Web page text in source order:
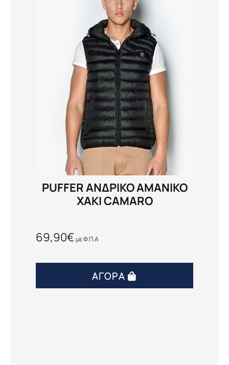
PUFFER ΑΝΔΡΙΚΟ ΑΜΑΝΙΚΟ
ΧΑΚΙ CAMARO
69,90€με Φ.Π.Α
ΑΓΟΡΆ